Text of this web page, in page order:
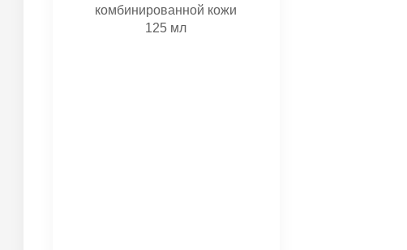
комбинированной кожи
125 мл